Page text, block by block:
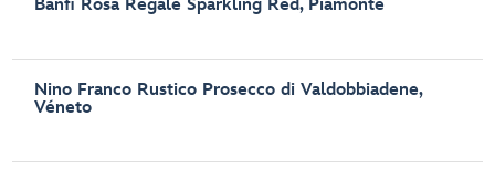
Banfi Rosa Regale Sparkling Red, Piamonte
Nino Franco Rustico Prosecco di Valdobbiadene,
Véneto